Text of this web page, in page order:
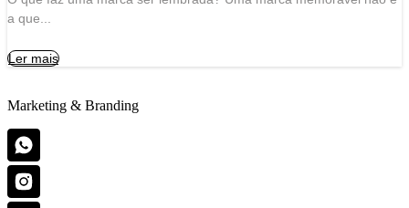
a que...
Ler mais
Marketing & Branding